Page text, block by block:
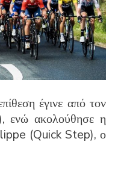
έγινε από τον
ενώ ακολούθησε η
(Quick Step), ο